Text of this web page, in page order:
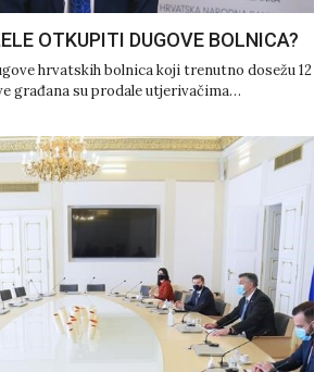
OTKUPITI DUGOVE BOLNICA?
hrvatskih bolnica koji trenutno dosežu 12
građana su prodale utjerivačima…